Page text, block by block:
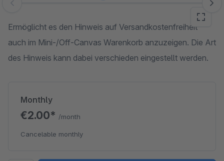
Skip image gallery
Ermöglicht es den Hinweis auf Versandkostenfreiheit
auch im Mini-/Off-Canvas Warenkorb anzuzeigen. Die Art
des Hinweis kann dabei verschieden eingestellt werden.
Monthly
€2.00* /month
Cancelable monthly